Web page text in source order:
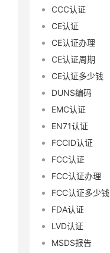
CCC认证
CE认证
CE认证办理
CE认证周期
CE认证多少钱
DUNS编码
EMC认证
EN71认证
FCCID认证
FCC认证
FCC认证办理
FCC认证多少钱
FDA认证
LVD认证
MSDS报告